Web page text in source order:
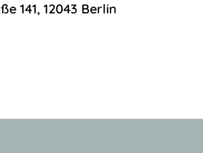
141, 12043 Berlin